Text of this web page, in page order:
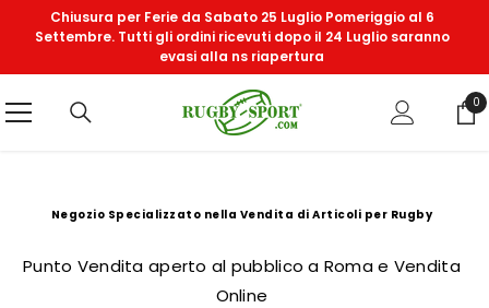
Chiusura per Ferie da Sabato 25 Luglio Pomeriggio al 6
Settembre. Tutti gli ordini ricevuti dopo il 24 Luglio saranno
evasi alla ns riapertura
0
0
Negozio Specializzato nella Vendita di Articoli per Rugby
Punto Vendita aperto al pubblico a Roma e Vendita
Online